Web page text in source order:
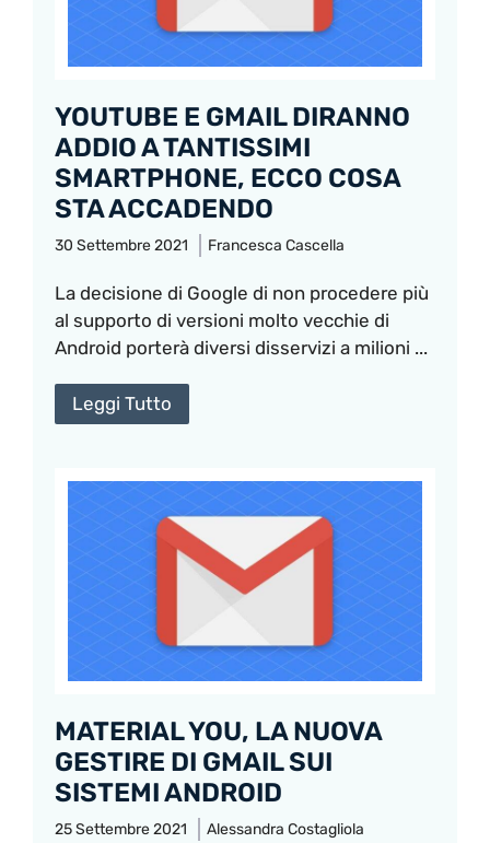
YOUTUBE E GMAIL DIRANNO
ADDIO A TANTISSIMI
SMARTPHONE, ECCO COSA
STA ACCADENDO
30 Settembre 2021 Francesca Cascella
La decisione di Google di non procedere più
al supporto di versioni molto vecchie di
Android porterà diversi disservizi a milioni ...
Leggi Tutto
MATERIAL YOU, LA NUOVA
GESTIRE DI GMAIL SUI
SISTEMI ANDROID
25 Settembre 2021 Alessandra Costagliola